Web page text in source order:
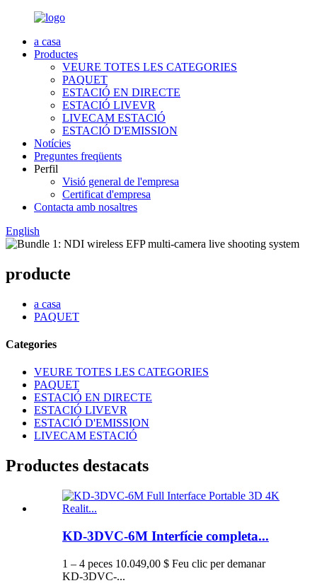
a casa
Productes
VEURE TOTES LES CATEGORIES
PAQUET
ESTACIÓ EN DIRECTE
ESTACIÓ LIVEVR
LIVECAM ESTACIÓ
ESTACIÓ D'EMISSION
Notícies
Preguntes freqüents
Perfil
Visió general de l'empresa
Certificat d'empresa
Contacta amb nosaltres
English
producte
a casa
PAQUET
Categories
VEURE TOTES LES CATEGORIES
PAQUET
ESTACIÓ EN DIRECTE
ESTACIÓ LIVEVR
ESTACIÓ D'EMISSION
LIVECAM ESTACIÓ
Productes destacats
KD-3DVC-6M Interfície completa...
1 – 4 peces 10.049,00 $ Feu clic per demanar
KD-3DVC-...